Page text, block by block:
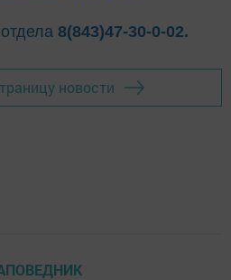
8(843)47-30-0-02.
новости